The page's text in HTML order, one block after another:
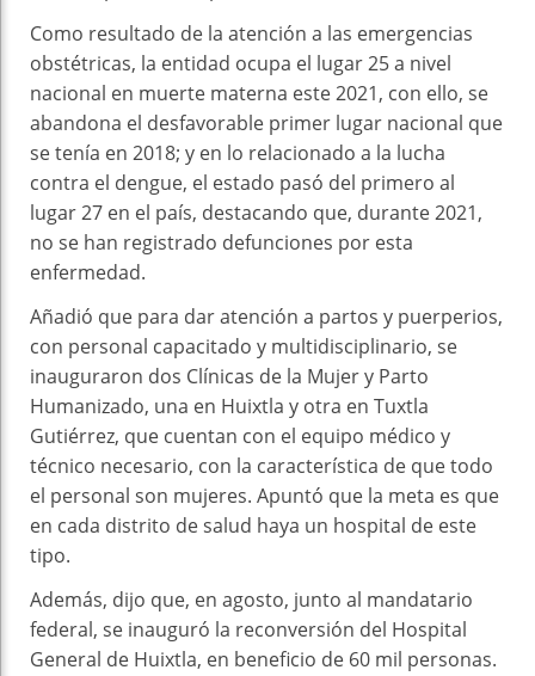
Como resultado de la atención a las emergencias
obstétricas, la entidad ocupa el lugar 25 a nivel
nacional en muerte materna este 2021, con ello, se
abandona el desfavorable primer lugar nacional que
se tenía en 2018; y en lo relacionado a la lucha
contra el dengue, el estado pasó del primero al
lugar 27 en el país, destacando que, durante 2021,
no se han registrado defunciones por esta
enfermedad.
Añadió que para dar atención a partos y puerperios,
con personal capacitado y multidisciplinario, se
inauguraron dos Clínicas de la Mujer y Parto
Humanizado, una en Huixtla y otra en Tuxtla
Gutiérrez, que cuentan con el equipo médico y
técnico necesario, con la característica de que todo
el personal son mujeres. Apuntó que la meta es que
en cada distrito de salud haya un hospital de este
tipo.
Además, dijo que, en agosto, junto al mandatario
federal, se inauguró la reconversión del Hospital
General de Huixtla, en beneficio de 60 mil personas.